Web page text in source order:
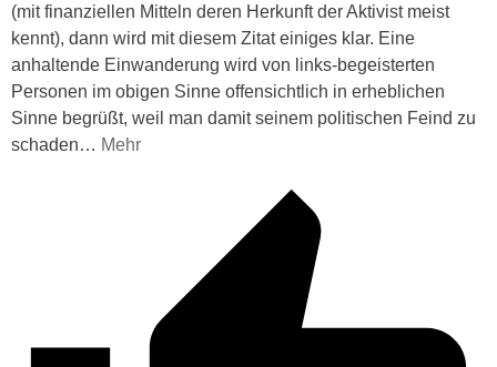
(mit finanziellen Mitteln deren Herkunft der Aktivist meist
kennt), dann wird mit diesem Zitat einiges klar. Eine
anhaltende Einwanderung wird von links-begeisterten
Personen im obigen Sinne offensichtlich in erheblichen
Sinne begrüßt, weil man damit seinem politischen Feind zu
schaden… Mehr